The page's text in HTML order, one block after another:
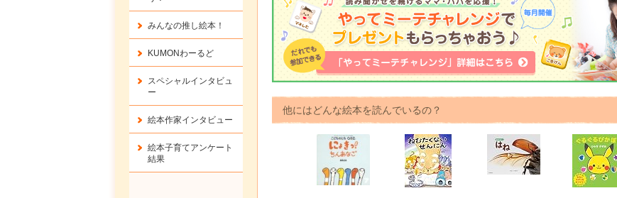
他にはどんな絵本を読んでいるの？
みんなの推し絵本！
KUMONわーるど
スペシャルインタビュ
ー
絵本作家インタビュー
絵本子育てアンケート
結果